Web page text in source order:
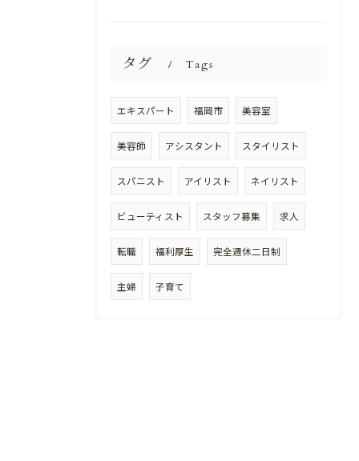
タグ Tags
エキスパート 福岡市 美容室
美容師 アシスタント スタイリスト
スパニスト アイリスト ネイリスト
ビューティスト スタッフ募集 求人
転職 福利厚生 完全週休二日制
主婦 子育て